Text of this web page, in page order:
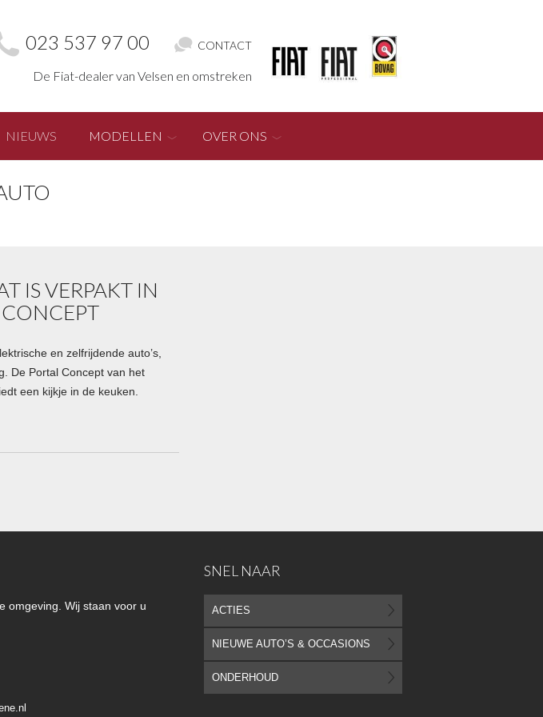
023 537 97 00 CONTACT
De Fiat-dealer van Velsen en omstreken
NIEUWS MODELLEN OVER ONS
IS VERPAKT IN
CONCEPT
en zelfrijdende auto’s,
De Portal Concept van het
een kijkje in de keuken.
omgeving. Wij staan voor u
SNEL NAAR
ACTIES
NIEUWE AUTO’S & OCCASIONS
ONDERHOUD